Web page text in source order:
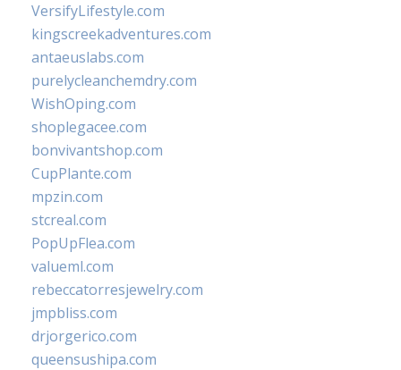
VersifyLifestyle.com
kingscreekadventures.com
antaeuslabs.com
purelycleanchemdry.com
WishOping.com
shoplegacee.com
bonvivantshop.com
CupPlante.com
mpzin.com
stcreal.com
PopUpFlea.com
valueml.com
rebeccatorresjewelry.com
jmpbliss.com
drjorgerico.com
queensushipa.com